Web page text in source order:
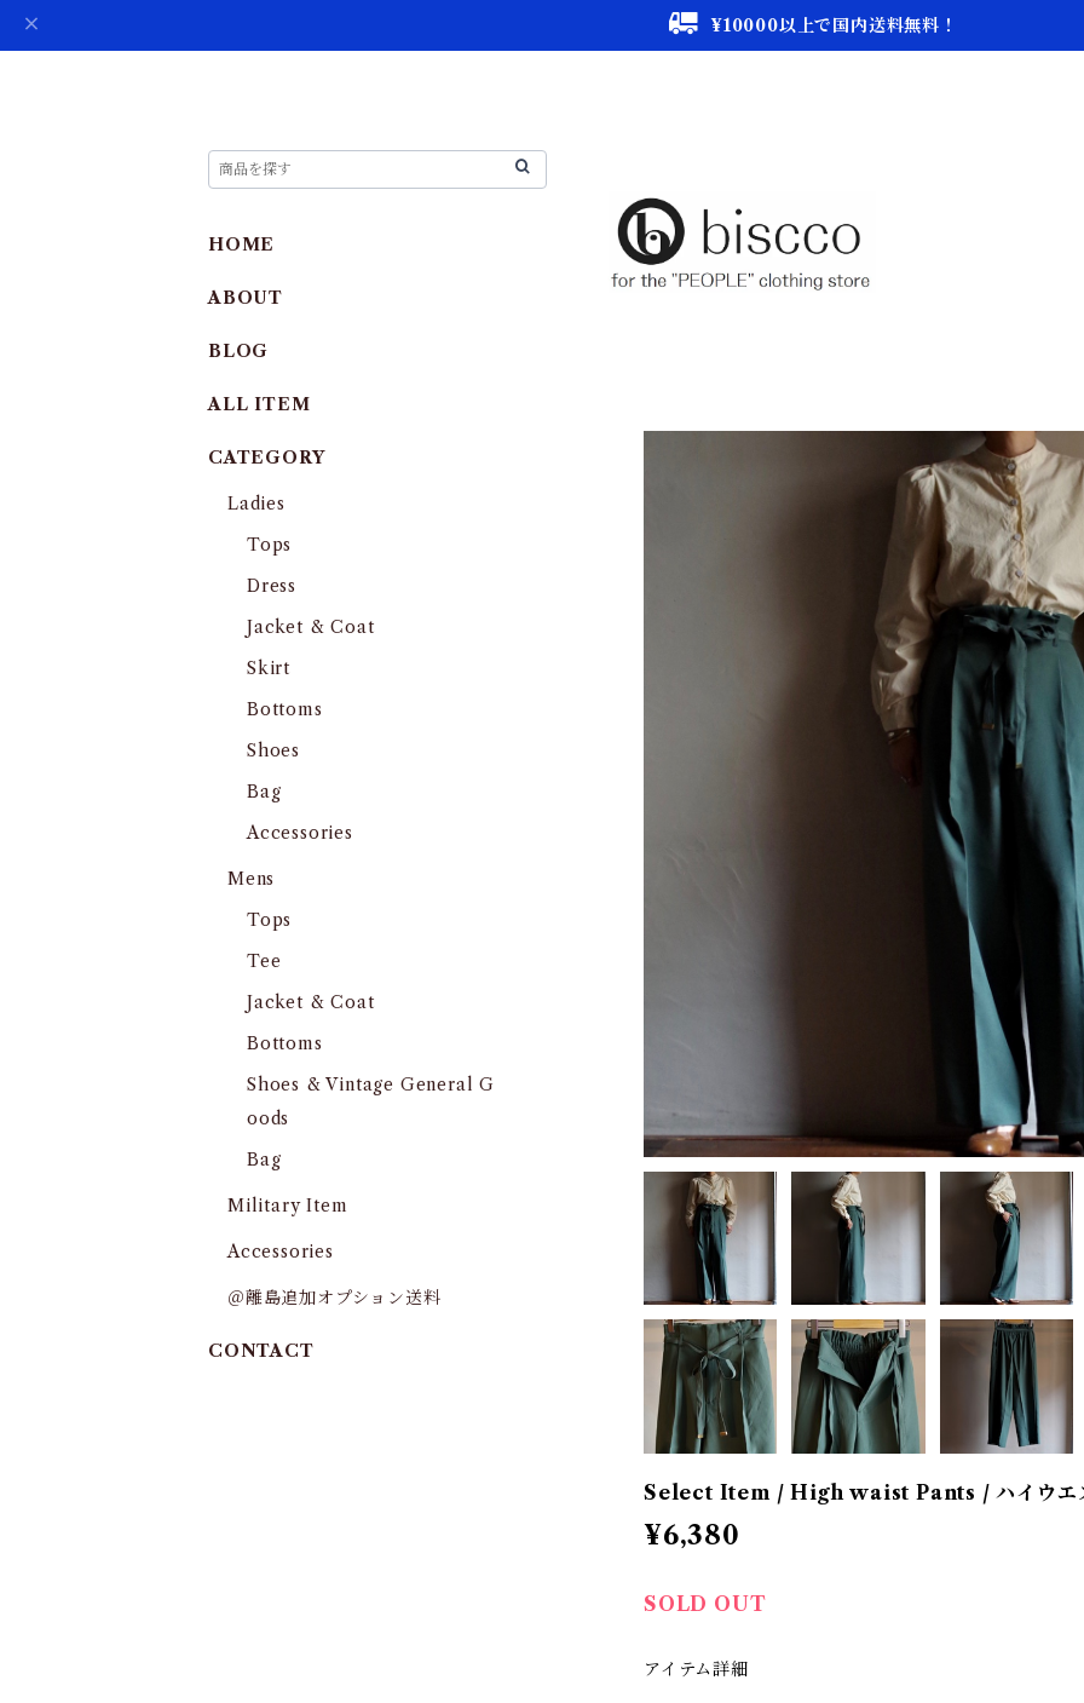
¥10000以上で国内送料無料！
Select Item / High waist Pants / ハイウエ
¥6,380
SOLD OUT
アイテム詳細
HOME
ABOUT
BLOG
ALL ITEM
CATEGORY
Ladies
Tops
Dress
Jacket & Coat
Skirt
Bottoms
Shoes
Bag
Accessories
Mens
Tops
Tee
Jacket & Coat
Bottoms
Shoes & Vintage General G
oods
Bag
Military Item
Accessories
＠離島追加オプション送料
CONTACT